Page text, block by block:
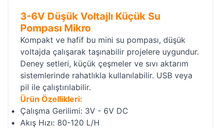
3-6V Düşük Voltajlı Küçük Su
Pompası Mikro
Kompakt ve hafif bu mini su pompası, düşük
voltajda çalışarak taşınabilir projelere uygundur.
Deney setleri, küçük çeşmeler ve sıvı aktarım
sistemlerinde rahatlıkla kullanılabilir. USB veya
pil ile çalıştırılabilir.
Ürün Özellikleri:
Çalışma Gerilimi: 3V - 6V DC
Akış Hızı: 80-120 L/H